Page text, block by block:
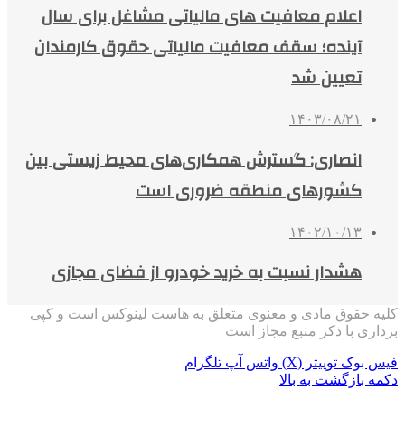
اعلام معافیت های مالیاتی مشاغل برای سال
آینده؛ سقف معافیت مالیاتی حقوق کارمندان
تعیین شد
۱۴۰۳/۰۸/۲۱
انصاری: گسترش همکاری‌های محیط زیستی بین
کشورهای منطقه ضروری است
۱۴۰۲/۱۰/۱۳
هشدار نسبت به خرید خودرو از فضای مجازی
کلیه حقوق مادی و معنوی متعلق به هاست لینوکس است و کپی
برداری با ذکر منبع مجاز است
فیس بوک توییتر (X) واتس آپ تلگرام
دکمه بازگشت به بالا